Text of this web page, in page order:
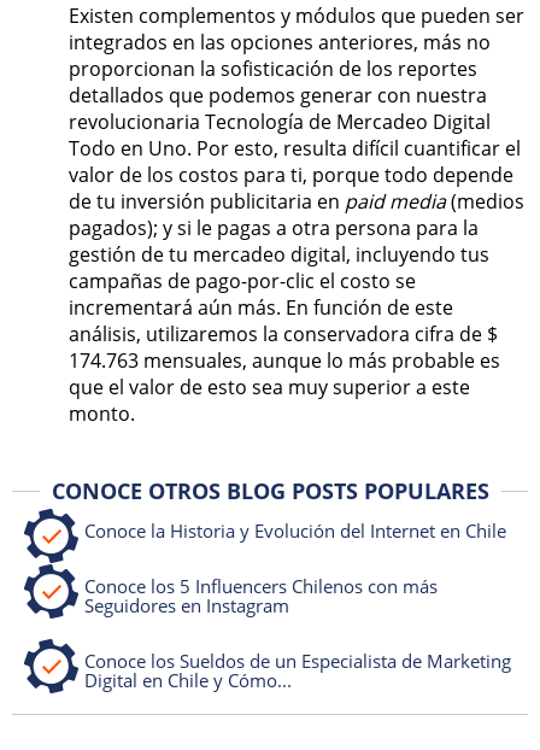
Existen complementos y módulos que pueden ser
integrados en las opciones anteriores, más no
proporcionan la sofisticación de los reportes
detallados que podemos generar con nuestra
revolucionaria Tecnología de Mercadeo Digital
Todo en Uno. Por esto, resulta difícil cuantificar el
valor de los costos para ti, porque todo depende
de tu inversión publicitaria en paid media(medios
pagados); y si le pagas a otra persona para la
gestión de tu mercadeo digital, incluyendo tus
campañas de pago-por-clic el costo se
incrementará aún más. En función de este
análisis, utilizaremos la conservadora cifra de $
174.763 mensuales, aunque lo más probable es
que el valor de esto sea muy superior a este
monto.
CONOCE OTROS BLOG POSTS POPULARES
Conoce la Historia y Evolución del Internet en Chile
Conoce los 5 Influencers Chilenos con más
Seguidores en Instagram
Conoce los Sueldos de un Especialista de Marketing
Digital en Chile y Cómo...